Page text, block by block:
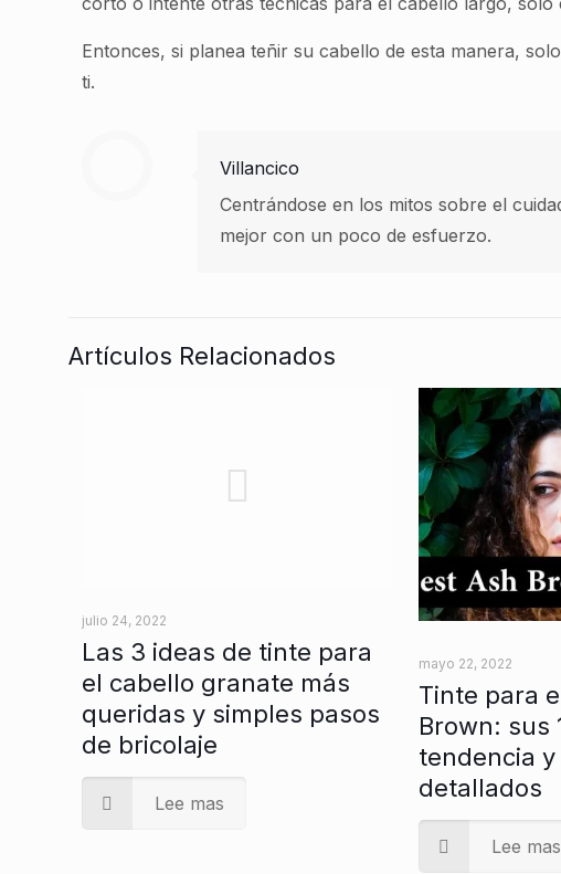
Entonces, si planea teñir su cabello de esta manera,
ti.
Villancico
Centrándose en los mitos sobre el
mejor con un poco de esfuerzo.
Artículos Relacionados
julio 24, 2022
Las 3 ideas de tinte para
el cabello granate más
queridas y simples pasos
de bricolaje
Lee mas
mayo 22, 2022
Tinte para
Brown: sus
tendencia y
detallados
Lee mas